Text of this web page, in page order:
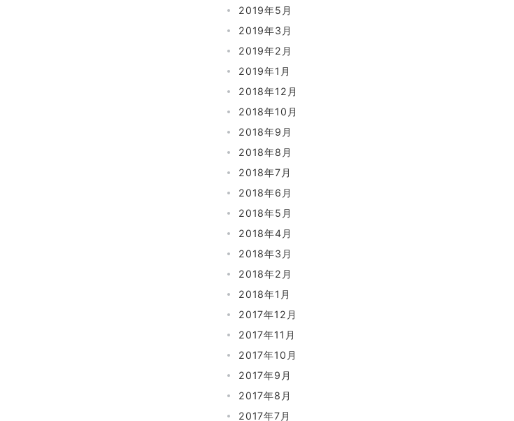
2019年5月
2019年3月
2019年2月
2019年1月
2018年12月
2018年10月
2018年9月
2018年8月
2018年7月
2018年6月
2018年5月
2018年4月
2018年3月
2018年2月
2018年1月
2017年12月
2017年11月
2017年10月
2017年9月
2017年8月
2017年7月